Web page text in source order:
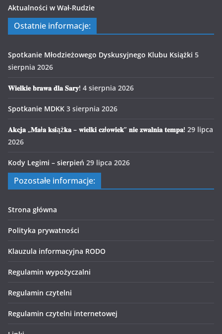
Aktualności w Wał-Rudzie
Ostatnie informacje:
Spotkanie Młodzieżowego Dyskusyjnego Klubu Książki 5
sierpnia 2026
𝐖𝐢𝐞𝐥𝐤𝐢𝐞 𝐛𝐫𝐚𝐰𝐚 𝐝𝐥𝐚 𝐒𝐚𝐫𝐲! 4 sierpnia 2026
Spotkanie MDKK 3 sierpnia 2026
𝐀𝐤𝐜𝐣𝐚 „𝐌𝐚ł𝐚 𝐤𝐬𝐢ąż𝐤𝐚 – 𝐰𝐢𝐞𝐥𝐤𝐢 𝐜𝐳ł𝐨𝐰𝐢𝐞𝐤” 𝐧𝐢𝐞 𝐳𝐰𝐚𝐥𝐧𝐢𝐚 𝐭𝐞𝐦𝐩𝐚! 29 lipca
2026
Kody Legimi – sierpień 29 lipca 2026
Pozostałe informacje:
Strona główna
Polityka prywatności
Klauzula informacyjna RODO
Regulamin wypożyczalni
Regulamin czytelni
Regulamin czytelni internetowej